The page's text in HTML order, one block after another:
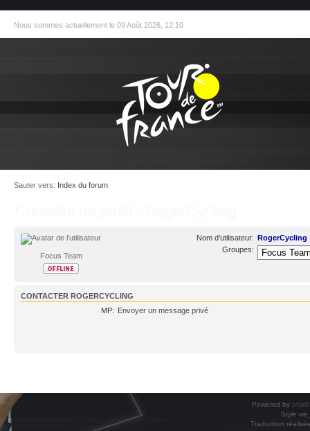
Nous sommes actuellement le 09 Août 2026, 12:10
Sauter vers: Index du forum
Focus Team
Nom d’utilisateur: RogerCycling
Groupes:
CONTACTER ROGERCYCLING
MP: Envoyer un message privé
Powered by
Style
Traduction